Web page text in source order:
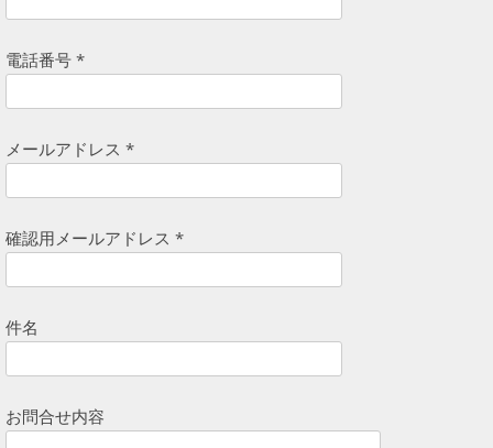
電話番号 *
メールアドレス *
確認用メールアドレス *
件名
お問合せ内容